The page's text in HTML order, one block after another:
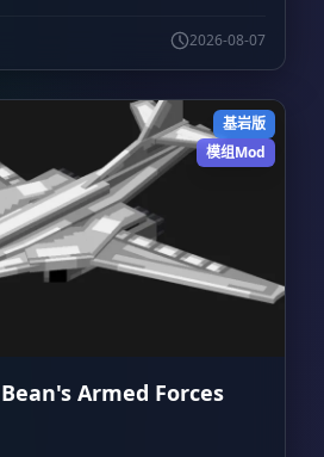
2026-08-07
基岩版
模组Mod
Armed Forces